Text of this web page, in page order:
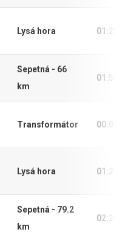
Lysá hora
Sepetná - 66
km
Transformátor
Lysá hora
Sepetná - 79.2
km